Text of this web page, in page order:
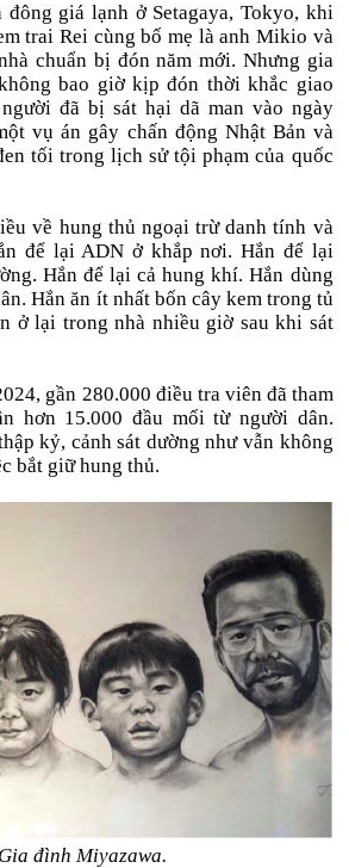
giá lạnh ở Setagaya, Tokyo, khi
trai Rei cùng bố mẹ là anh Mikio và
chuẩn bị đón năm mới. Nhưng gia
bao giờ kịp đón thời khắc giao
đã bị sát hại dã man vào ngày
vụ án gây chấn động Nhật Bản và
tối trong lịch sử tội phạm của quốc
về hung thủ ngoại trừ danh tính và
để lại ADN ở khắp nơi. Hắn để lại
Hắn để lại cả hung khí. Hắn dùng
Hắn ăn ít nhất bốn cây kem trong tủ
ở lại trong nhà nhiều giờ sau khi sát
gần 280.000 điều tra viên đã tham
hơn 15.000 đầu mối từ người dân.
kỷ, cảnh sát dường như vẫn không
bắt giữ hung thủ.
Gia đình Miyazawa.